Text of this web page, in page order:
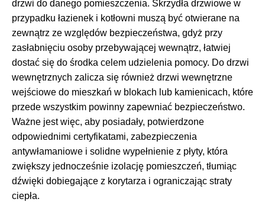
drzwi do danego pomieszczenia. Skrzydła drzwiowe w
przypadku łazienek i kotłowni muszą być otwierane na
zewnątrz ze względów bezpieczeństwa, gdyż przy
zasłabnięciu osoby przebywającej wewnątrz, łatwiej
dostać się do środka celem udzielenia pomocy. Do drzwi
wewnętrznych zalicza się również drzwi wewnętrzne
wejściowe do mieszkań w blokach lub kamienicach, które
przede wszystkim powinny zapewniać bezpieczeństwo.
Ważne jest więc, aby posiadały, potwierdzone
odpowiednimi certyfikatami, zabezpieczenia
antywłamaniowe i solidne wypełnienie z płyty, która
zwiększy jednocześnie izolację pomieszczeń, tłumiąc
dźwięki dobiegające z korytarza i ograniczając straty
ciepła.